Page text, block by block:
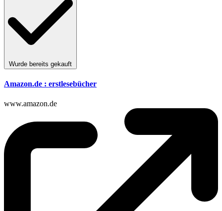
Wurde bereits gekauft
Amazon.de : erstlesebücher
www.amazon.de